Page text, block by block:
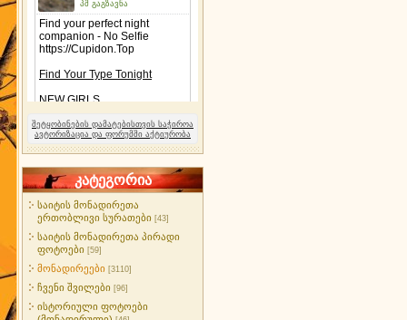
შეტყობინების დამატებისთვის საჭიროა
ავტორიზაცია და ფორუმში აქტიურობა
კატეგორია
საიტის მონადირეთა
ერთობლივი სურათები [43]
საიტის მონადირეთა პირადი
ფოტოები [59]
მონადირეები [3110]
ჩვენი შვილები [96]
ისტორიული ფოტოები